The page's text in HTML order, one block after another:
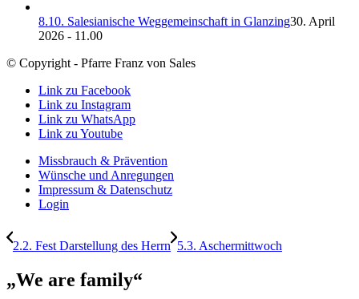
8.10. Salesianische Weggemeinschaft in Glanzing30. April
2026 - 11.00
© Copyright - Pfarre Franz von Sales
Link zu Facebook
Link zu Instagram
Link zu WhatsApp
Link zu Youtube
Missbrauch & Prävention
Wünsche und Anregungen
Impressum & Datenschutz
Login
2.2. Fest Darstellung des Herrn 5.3. Aschermittwoch
„We are family“